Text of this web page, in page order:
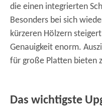
die einen integrierten
Besonders bei sich
kürzeren Hölzern
Genauigkeit enorm.
für große Platten bieten
Das wichtigste